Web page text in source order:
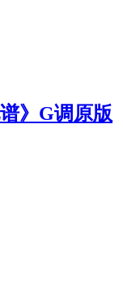
》G调原版